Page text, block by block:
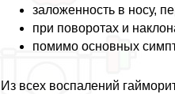
заложенность в носу,
при поворотах и
помимо основных
Из всех воспалений